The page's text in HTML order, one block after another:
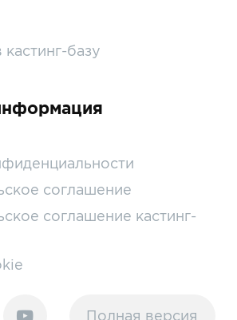
кастинг-базу
соглашение
соглашение кастинг-
Полная версия